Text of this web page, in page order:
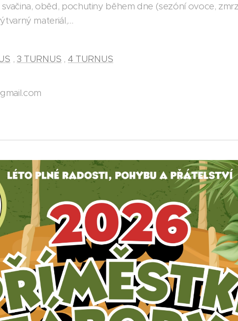
oběd, pochutiny během dne (sezóní ovoce,
materiál,…
, 3 TURNUS , 4 TURNUS